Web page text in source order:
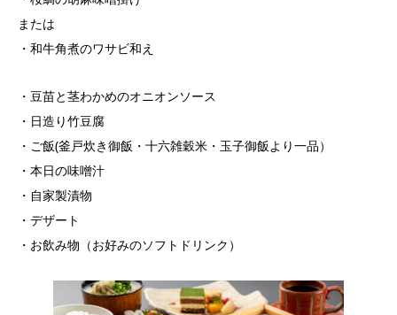
または
・和牛角煮のワサビ和え
・豆苗と茎わかめのオニオンソース
・日造り竹豆腐
・ご飯(釜戸炊き御飯・十六雑穀米・玉子御飯より一品）
・本日の味噌汁
・自家製漬物
・デザート
・お飲み物（お好みのソフトドリンク）